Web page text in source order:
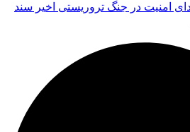
امنیت در جنگ تروریستی اخیر سند